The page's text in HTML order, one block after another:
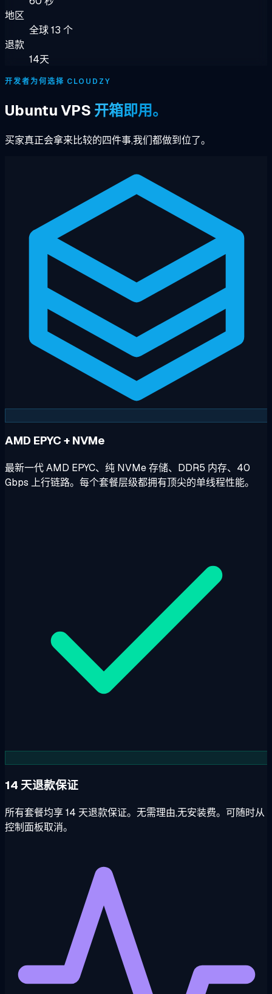
地区
全球 13 个
退款
14天
开发者为何选择 CLOUDZY
Ubuntu VPS 开箱即用。
买家真正会拿来比较的四件事,我们都做到位了。
AMD EPYC + NVMe
最新一代 AMD EPYC、纯 NVMe 存储、DDR5 内存、40
Gbps 上行链路。每个套餐层级都拥有顶尖的单线程性能。
14 天退款保证
所有套餐均享 14 天退款保证。无需理由,无安装费。可随时从
控制面板取消。